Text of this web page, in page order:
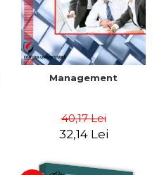
Management
40,17 Lei
32,14 Lei